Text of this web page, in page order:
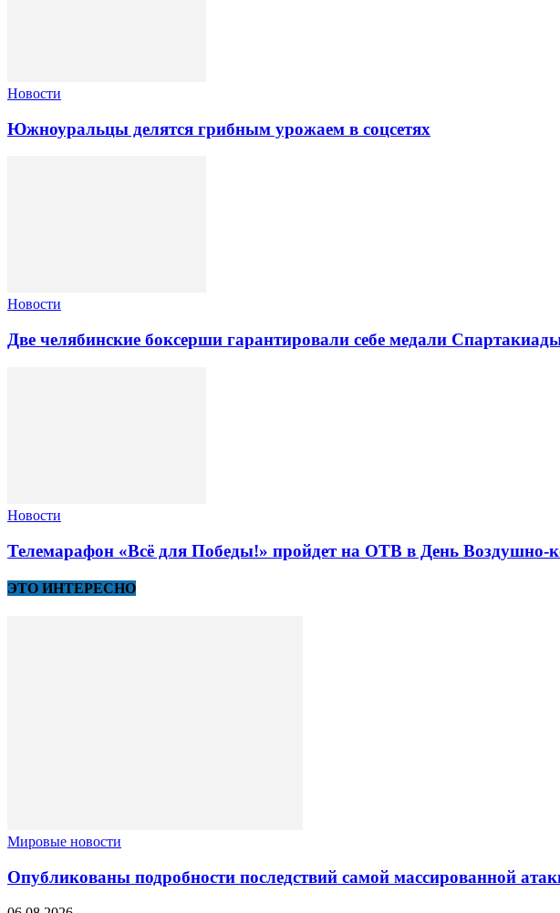
Новости
Южноуральцы делятся грибным урожаем в соцсетях
Новости
Две челябинские боксерши гарантировали себе медали
Новости
Телемарафон «Всё для Победы!» пройдет на ОТВ в День Воздушно-
ЭТО ИНТЕРЕСНО
Мировые новости
Опубликованы подробности последствий самой массированной